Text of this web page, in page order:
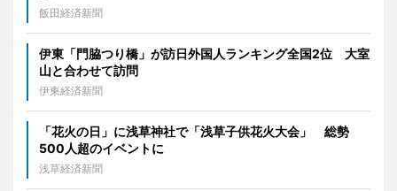
飯田経済新聞
伊東「門脇つり橋」が訪日外国人ランキング全国2位 大室
山と合わせて訪問
伊東経済新聞
「花火の日」に浅草神社で「浅草子供花火大会」 総勢
500人超のイベントに
浅草経済新聞